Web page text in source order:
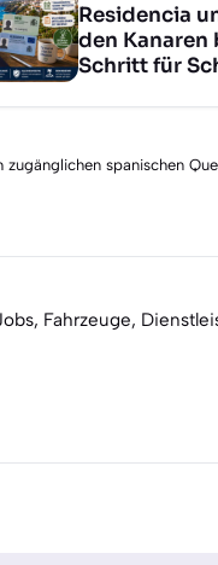
Residencia
den Kanaren
Schritt für
spanischen
Fahrzeuge,